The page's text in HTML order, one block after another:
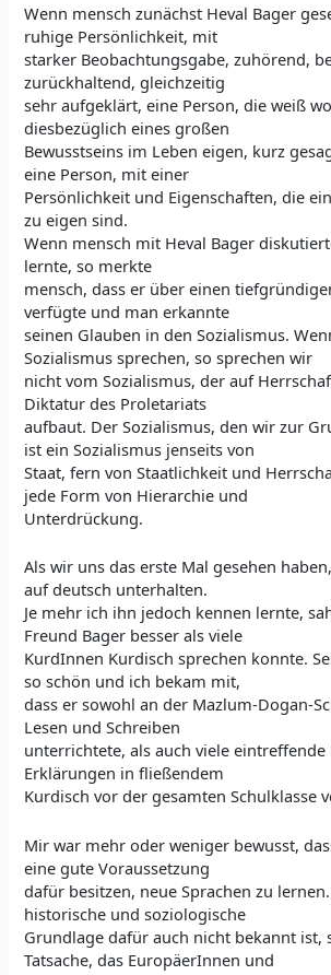
Wenn mensch zunächst Heval Bager
ruhige Persönlichkeit, mit
starker Beobachtungsgabe, zuhörend,
zurückhaltend, gleichzeitig
sehr aufgeklärt, eine Person, die weiß
diesbezüglich eines großen
Bewusstseins im Leben eigen, kurz
eine Person, mit einer
Persönlichkeit und Eigenschaften, die
zu eigen sind.
Wenn mensch mit Heval Bager
lernte, so merkte
mensch, dass er über einen
verfügte und man erkannte
seinen Glauben in den Sozialismus.
Sozialismus sprechen, so sprechen wir
nicht vom Sozialismus, der auf
Diktatur des Proletariats
aufbaut. Der Sozialismus, den wir zur
ist ein Sozialismus jenseits von
Staat, fern von Staatlichkeit und
jede Form von Hierarchie und
Unterdrückung.
Als wir uns das erste Mal gesehen
auf deutsch unterhalten.
Je mehr ich ihn jedoch kennen lernte,
Freund Bager besser als viele
KurdInnen Kurdisch sprechen konnte.
so schön und ich bekam mit,
dass er sowohl an der Mazlum-Dogan-
Lesen und Schreiben
unterrichtete, als auch viele eintreffende
Erklärungen in fließendem
Kurdisch vor der gesamten Schulklasse
Mir war mehr oder weniger bewusst,
eine gute Voraussetzung
dafür besitzen, neue Sprachen zu
historische und soziologische
Grundlage dafür auch nicht bekannt ist,
Tatsache, das EuropäerInnen und